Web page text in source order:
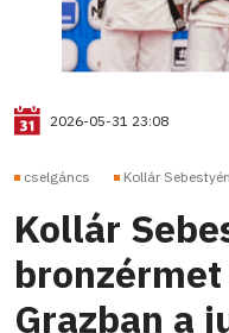
2026-05-31 23:08
cselgáncs Kollár Sebestyén
Kollár
Grazban a